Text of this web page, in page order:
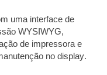
uma interface de
WYSIWYG,
de impressora e
no display.